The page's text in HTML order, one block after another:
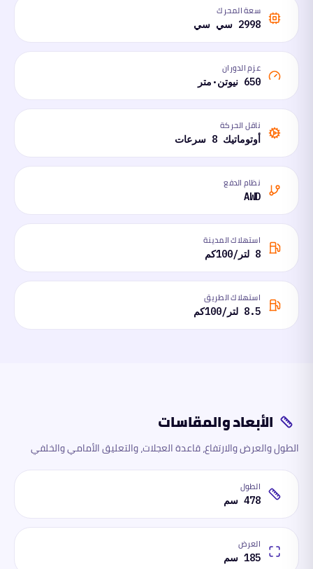
سعة المحرك
2998 سي سي
عزم الدوران
650 نيوتن·متر
ناقل الحركة
أوتوماتيك 8 سرعات
نظام الدفع
AWD
استهلاك المدينة
8 لتر/100كم
استهلاك الطريق
8.5 لتر/100كم
الأبعاد والمقاسات
الطول والعرض والارتفاع، قاعدة العجلات، والتعليق الأمامي والخلفي
الطول
478 سم
العرض
185 سم